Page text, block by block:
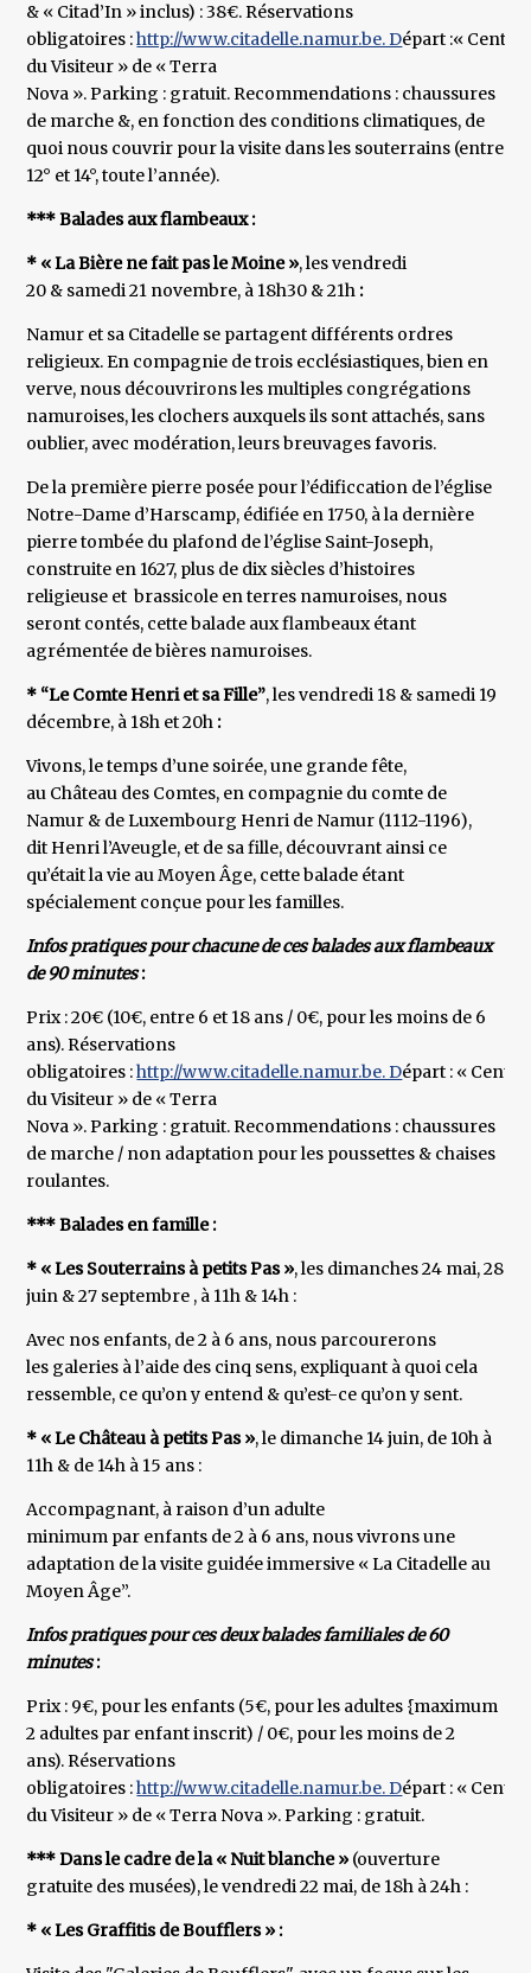
& « Citad’In » inclus) : 38€. Réservations
obligatoires :http://www.citadelle.namur.be. Départ :« Centre
du Visiteur » de « Terra
Nova ». Parking : gratuit. Recommendations : chaussures
de marche &, en fonction des conditions climatiques, de
quoi nous couvrir pour la visite dans les souterrains (entre
12° et 14°, toute l’année).
*** Balades aux flambeaux :
* « La Bière ne fait pas le Moine », les vendredi
20 & samedi 21 novembre, à 18h30 & 21h :
Namur et sa Citadelle se partagent différents ordres
religieux. En compagnie de trois ecclésiastiques, bien en
verve, nous découvrirons les multiples congrégations
namuroises, les clochers auxquels ils sont attachés, sans
oublier, avec modération, leurs breuvages favoris.
De la première pierre posée pour l’édificcation de l’église
Notre-Dame d’Harscamp, édifiée en 1750, à la dernière
pierre tombée du plafond de l’église Saint-Joseph,
construite en 1627, plus de dix siècles d’histoires
religieuse et brassicole en terres namuroises, nous
seront contés, cette balade aux flambeaux étant
agrémentée de bières namuroises.
* “Le Comte Henri et sa Fille”, les vendredi 18 & samedi 19
décembre, à 18h et 20h :
Vivons, le temps d’une soirée, une grande fête,
au Château des Comtes, en compagnie du comte de
Namur & de Luxembourg Henri de Namur (1112-1196),
dit Henri l’Aveugle, et de sa fille, découvrant ainsi ce
qu’était la vie au Moyen Âge, cette balade étant
spécialement conçue pour les familles.
Infos pratiques pour chacune de ces balades aux flambeaux
de 90 minutes:
Prix : 20€ (10€, entre 6 et 18 ans / 0€, pour les moins de 6
ans). Réservations
obligatoires :http://www.citadelle.namur.be. Départ : « Centre
du Visiteur » de « Terra
Nova ». Parking : gratuit. Recommendations : chaussures
de marche / non adaptation pour les poussettes & chaises
roulantes.
*** Balades en famille :
* « Les Souterrains à petits Pas », les dimanches 24 mai, 28
juin & 27 septembre , à 11h & 14h :
Avec nos enfants, de 2 à 6 ans, nous parcourerons
les galeries à l’aide des cinq sens, expliquant à quoi cela
ressemble, ce qu’on y entend & qu’est-ce qu’on y sent.
* « Le Château à petits Pas », le dimanche 14 juin, de 10h à
11h & de 14h à 15 ans :
Accompagnant, à raison d’un adulte
minimum par enfants de 2 à 6 ans, nous vivrons une
adaptation de la visite guidée immersive « La Citadelle au
Moyen Âge”.
Infos pratiques pour ces deux balades familiales de 60
minutes:
Prix : 9€, pour les enfants (5€, pour les adultes {maximum
2 adultes par enfant inscrit) / 0€, pour les moins de 2
ans). Réservations
obligatoires :http://www.citadelle.namur.be. Départ : « Centre
du Visiteur » de « Terra Nova ». Parking : gratuit.
*** Dans le cadre de la « Nuit blanche » (ouverture
gratuite des musées), le vendredi 22 mai, de 18h à 24h :
* « Les Graffitis de Boufflers » :